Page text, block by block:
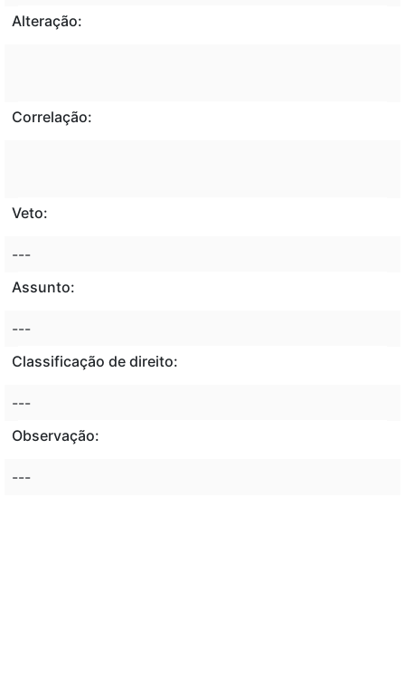
Alteração:
Correlação:
Veto:
---
Assunto:
---
Classificação de direito:
---
Observação:
---